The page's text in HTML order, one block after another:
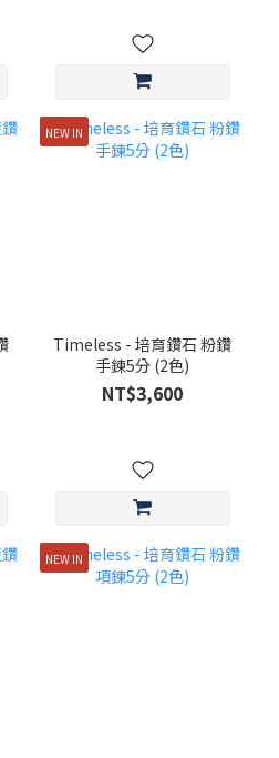
NEW IN
Timeless - 培育鑽石 粉鑽
手鍊5分 (2色)
NT$3,600
NEW IN